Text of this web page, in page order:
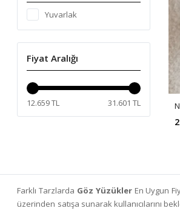
Yuvarlak
Fiyat Aralığı
12.659 TL 31.601 TL
Farklı Tarzlarda Göz Yüzükler En Uygun
üzerinden satışa sunarak kullanıcılarını